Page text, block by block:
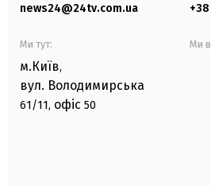
news24@24tv.com.ua
Ми тут:
м.Київ,
вул. Володимирська
61/11, офіс 50
Ми